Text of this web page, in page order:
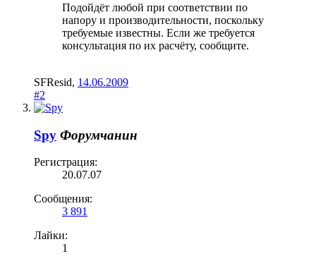
Подойдёт любой при соответствии по
напору и производительности, поскольку
требуемые известны. Если же требуется
консультация по их расчёту, сообщите.
SFResid, 14.06.2009
#2
Spy Форумчанин
Регистрация:
20.07.07
Сообщения:
3 891
Лайки:
1